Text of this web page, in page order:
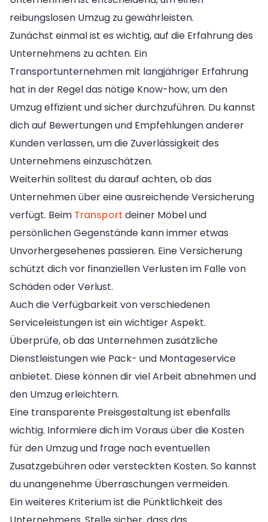
reibungslosen Umzug zu gewährleisten.
Zunächst einmal ist es wichtig, auf die Erfahrung des
Unternehmens zu achten. Ein
Transportunternehmen mit langjähriger Erfahrung
hat in der Regel das nötige Know-how, um den
Umzug effizient und sicher durchzuführen. Du kannst
dich auf Bewertungen und Empfehlungen anderer
Kunden verlassen, um die Zuverlässigkeit des
Unternehmens einzuschätzen.
Weiterhin solltest du darauf achten, ob das
Unternehmen über eine ausreichende Versicherung
verfügt. Beim Transport deiner Möbel und
persönlichen Gegenstände kann immer etwas
Unvorhergesehenes passieren. Eine Versicherung
schützt dich vor finanziellen Verlusten im Falle von
Schäden oder Verlust.
Auch die Verfügbarkeit von verschiedenen
Serviceleistungen ist ein wichtiger Aspekt.
Überprüfe, ob das Unternehmen zusätzliche
Dienstleistungen wie Pack- und Montageservice
anbietet. Diese können dir viel Arbeit abnehmen und
den Umzug erleichtern.
Eine transparente Preisgestaltung ist ebenfalls
wichtig. Informiere dich im Voraus über die Kosten
für den Umzug und frage nach eventuellen
Zusatzgebühren oder versteckten Kosten. So kannst
du unangenehme Überraschungen vermeiden.
Ein weiteres Kriterium ist die Pünktlichkeit des